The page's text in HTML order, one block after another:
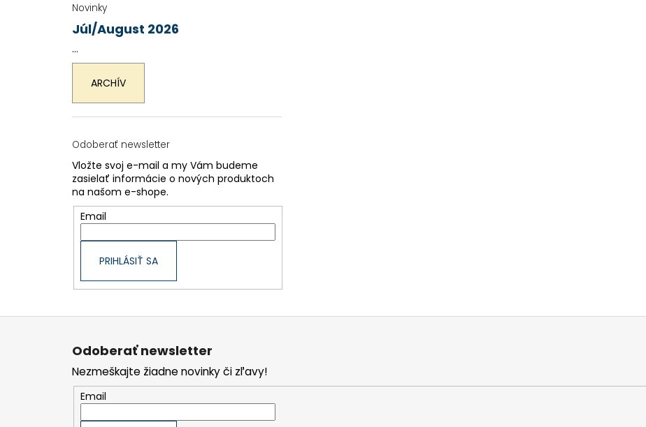
Novinky
Júl/August 2026
...
ARCHÍV
Odoberať newsletter
Vložte svoj e-mail a my Vám budeme
zasielať informácie o nových produktoch
na našom e-shope.
Email
PRIHLÁSIŤ SA
Z
Odoberať newsletter
Nezmeškajte žiadne novinky či zľavy!
Email